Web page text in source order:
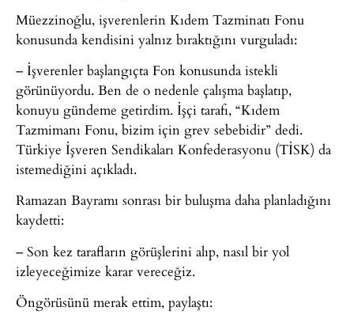
Müezzinoğlu, işverenlerin Kıdem Tazminatı Fonu
konusunda kendisini yalnız bıraktığını vurguladı:
– İşverenler başlangıçta Fon konusunda istekli
görünüyordu. Ben de o nedenle çalışma başlatıp,
konuyu gündeme getirdim. İşçi tarafı, “Kıdem
Tazmimanı Fonu, bizim için grev sebebidir” dedi.
Türkiye İşveren Sendikaları Konfederasyonu (TİSK) da
istemediğini açıkladı.
Ramazan Bayramı sonrası bir buluşma daha planladığını
kaydetti:
– Son kez tarafların görüşlerini alıp, nasıl bir yol
izleyeceğimize karar vereceğiz.
Öngörüsünü merak ettim, paylaştı: